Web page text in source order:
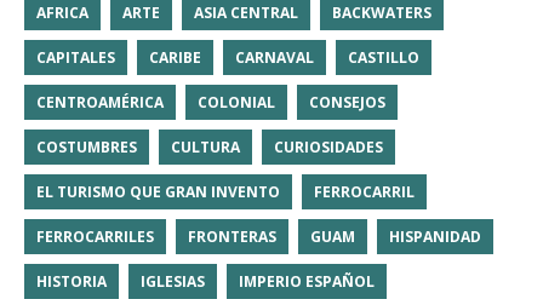
AFRICA ARTE ASIA CENTRAL BACKWATERS
CAPITALES CARIBE CARNAVAL CASTILLO
CENTROAMÉRICA COLONIAL CONSEJOS
COSTUMBRES CULTURA CURIOSIDADES
EL TURISMO QUE GRAN INVENTO FERROCARRIL
FERROCARRILES FRONTERAS GUAM HISPANIDAD
HISTORIA IGLESIAS IMPERIO ESPAÑOL